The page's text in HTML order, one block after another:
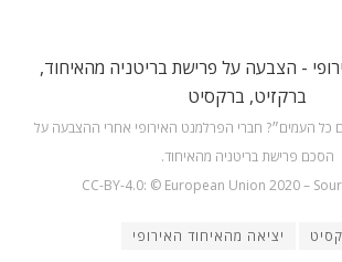
כל העמים״? חברי הפרלמנט האירופי אחרי ההצבעה על
הסכם פרישת בריטניה מהאיחוד.
יציאה מהאיחוד האירופי